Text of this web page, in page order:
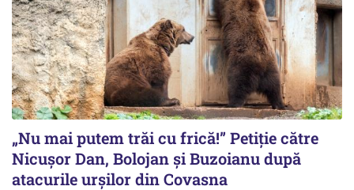
„Nu mai putem trăi cu frică!” Petiție către
Nicușor Dan, Bolojan și Buzoianu după
atacurile urșilor din Covasna